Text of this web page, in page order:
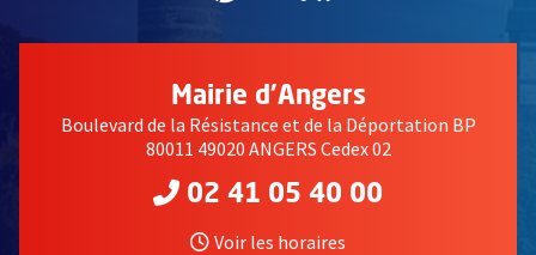
Mairie d'Angers
Boulevard de la Résistance et de la Déportation BP
80011 49020 ANGERS Cedex 02
02 41 05 40 00
Voir les horaires